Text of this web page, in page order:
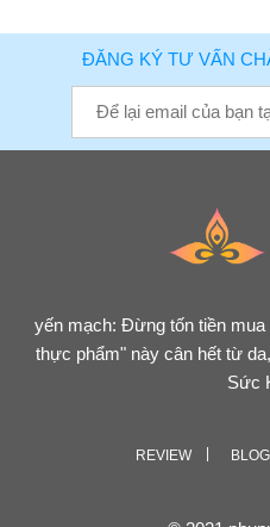
ĐĂNG KÝ TƯ VẤN
yến mạch: Đừng tốn tiền
thực phẩm" này cân hết từ
Sức
REVIEW BLOG